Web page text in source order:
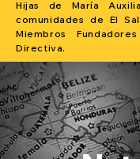
Hijas de María
comunidades de El
Miembros
Directiva.